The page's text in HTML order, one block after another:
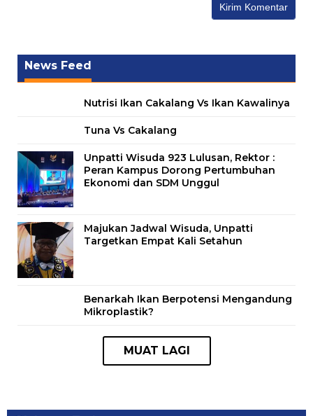
News Feed
Nutrisi Ikan Cakalang Vs Ikan Kawalinya
Tuna Vs Cakalang
Unpatti Wisuda 923 Lulusan, Rektor :
Peran Kampus Dorong Pertumbuhan
Ekonomi dan SDM Unggul
Majukan Jadwal Wisuda, Unpatti
Targetkan Empat Kali Setahun
Benarkah Ikan Berpotensi Mengandung
Mikroplastik?